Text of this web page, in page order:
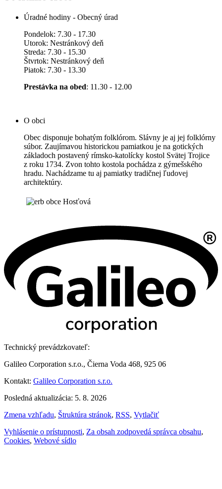
Úradné hodiny - Obecný úrad
Pondelok: 7.30 - 17.30
Utorok: Nestránkový deň
Streda: 7.30 - 15.30
Štvrtok: Nestránkový deň
Piatok: 7.30 - 13.30
Prestávka na obed: 11.30 - 12.00
O obci
Obec disponuje bohatým folklórom. Slávny je aj jej folklórny
súbor. Zaujímavou historickou pamiatkou je na gotických
základoch postavený rímsko-katolícky kostol Svätej Trojice
z roku 1734. Zvon tohto kostola pochádza z gýmešského
hradu. Nachádzame tu aj pamiatky tradičnej ľudovej
architektúry.
Technický prevádzkovateľ:
Galileo Corporation s.r.o., Čierna Voda 468, 925 06
Kontakt: Galileo Corporation s.r.o.
Posledná aktualizácia: 5. 8. 2026
Zmena vzhľadu, Štruktúra stránok, RSS, Vytlačiť
Vyhlásenie o prístupnosti, Za obsah zodpovedá správca obsahu,
Cookies, Webové sídlo